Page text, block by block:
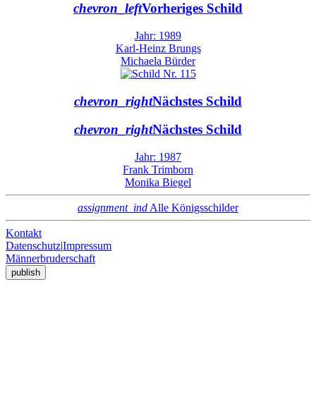
chevron_leftVorheriges Schild
Jahr: 1989
Karl-Heinz Brungs
Michaela Bürder
chevron_rightNächstes Schild
chevron_rightNächstes Schild
Jahr: 1987
Frank Trimborn
Monika Biegel
assignment_ind Alle Königsschilder
Kontakt
Datenschutz|Impressum
Männerbruderschaft
publish